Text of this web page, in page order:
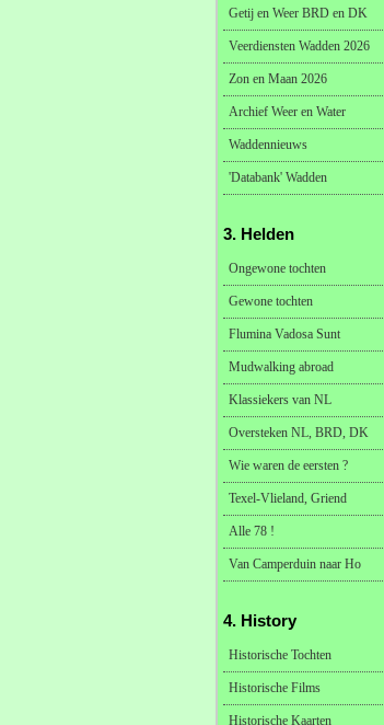
Getij en Weer BRD en DK
Veerdiensten Wadden 2026
Zon en Maan 2026
Archief Weer en Water
Waddennieuws
'Databank' Wadden
3. Helden
Ongewone tochten
Gewone tochten
Flumina Vadosa Sunt
Mudwalking abroad
Klassiekers van NL
Oversteken NL, BRD, DK
Wie waren de eersten ?
Texel-Vlieland, Griend
Alle 78 !
Van Camperduin naar Ho
4. History
Historische Tochten
Historische Films
Historische Kaarten